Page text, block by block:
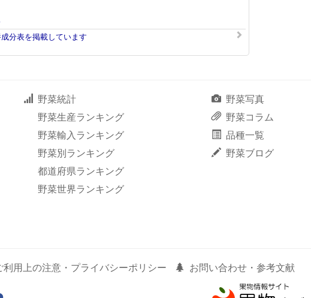
分表を掲載しています
野菜統計
野菜生産ランキング
野菜輸入ランキング
野菜別ランキング
都道府県ランキング
野菜世界ランキング
野菜写真
野菜コラム
品種一覧
野菜ブログ
利用上の注意・プライバシーポリシー お問い合わせ・参考文献